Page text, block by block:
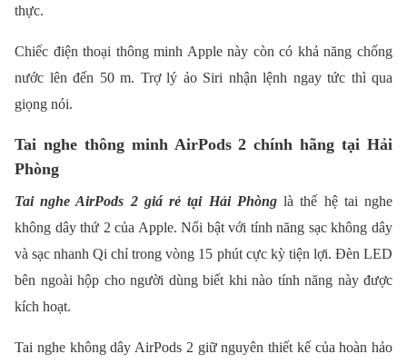
thực.
Chiếc điện thoại thông minh Apple này còn có khả năng chống
nước lên đến 50 m. Trợ lý ảo Siri nhận lệnh ngay tức thì qua
giọng nói.
Tai nghe thông minh AirPods 2 chính hãng tại Hải
Phòng
Tai nghe AirPods 2 giá rẻ tại Hải Phònglà thế hệ tai nghe
không dây thứ 2 của Apple. Nổi bật với tính năng sạc không dây
và sạc nhanh Qi chỉ trong vòng 15 phút cực kỳ tiện lợi. Đèn LED
bên ngoài hộp cho người dùng biết khi nào tính năng này được
kích hoạt.
Tai nghe không dây AirPods 2 giữ nguyên thiết kế của hoàn hảo